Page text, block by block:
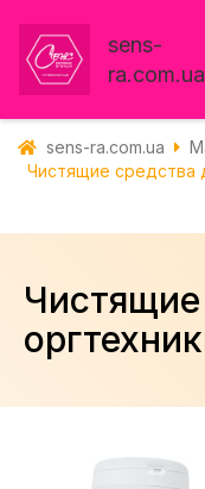
sens-
ra.com.ua
sens-ra.com.ua
Чистящие средства